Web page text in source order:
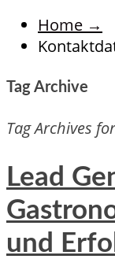
Home →
Tag Archive
Tag Archives
Lead
und